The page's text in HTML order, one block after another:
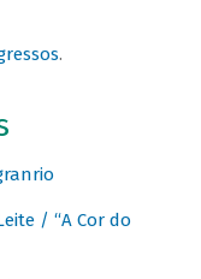
.
/ “A Cor do